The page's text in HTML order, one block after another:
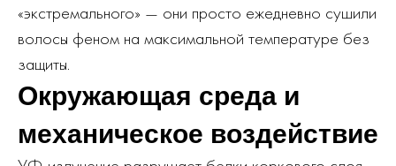
«экстремального» — они просто ежедневно сушили
волосы феном на максимальной температуре без
защиты.
Окружающая среда и
механическое воздействие